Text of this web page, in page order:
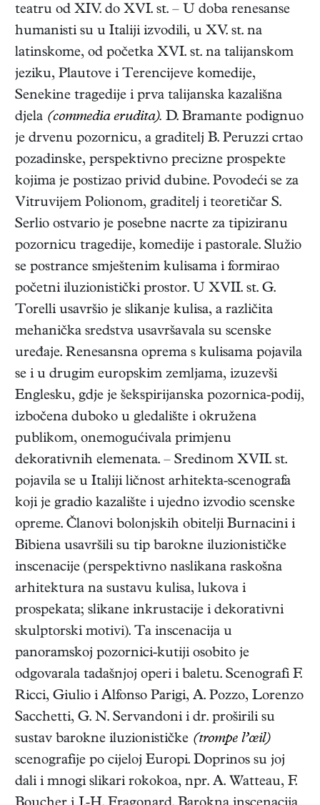
teatru od XIV. do XVI. st. – U doba renesanse
humanisti su u Italiji izvodili, u XV. st. na
latinskome, od početka XVI. st. na talijanskom
jeziku, Plautove i Terencijeve komedije,
Senekine tragedije i prva talijanska kazališna
djela (commedia erudita). D. Bramante podignuo
je drvenu pozornicu, a graditelj B. Peruzzi crtao
pozadinske, perspektivno precizne prospekte
kojima je postizao privid dubine. Povodeći se za
Vitruvijem Polionom, graditelj i teoretičar S.
Serlio ostvario je posebne nacrte za tipiziranu
pozornicu tragedije, komedije i pastorale. Služio
se postrance smještenim kulisama i formirao
početni iluzionistički prostor. U XVII. st. G.
Torelli usavršio je slikanje kulisa, a različita
mehanička sredstva usavršavala su scenske
uređaje. Renesansna oprema s kulisama pojavila
se i u drugim europskim zemljama, izuzevši
Englesku, gdje je šekspirijanska pozornica-podij,
izbočena duboko u gledalište i okružena
publikom, onemogućivala primjenu
dekorativnih elemenata. – Sredinom XVII. st.
pojavila se u Italiji ličnost arhitekta-scenografa
koji je gradio kazalište i ujedno izvodio scenske
opreme. Članovi bolonjskih obitelji Burnacini i
Bibiena usavršili su tip barokne iluzionističke
inscenacije (perspektivno naslikana raskošna
arhitektura na sustavu kulisa, lukova i
prospekata; slikane inkrustacije i dekorativni
skulptorski motivi). Ta inscenacija u
panoramskoj pozornici-kutiji osobito je
odgovarala tadašnjoj operi i baletu. Scenografi F.
Ricci, Giulio i Alfonso Parigi, A. Pozzo, Lorenzo
Sacchetti, G. N. Servandoni i dr. proširili su
sustav barokne iluzionističke (trompe l’œil)
scenografije po cijeloj Europi. Doprinos su joj
dali i mnogi slikari rokokoa, npr. A. Watteau, F.